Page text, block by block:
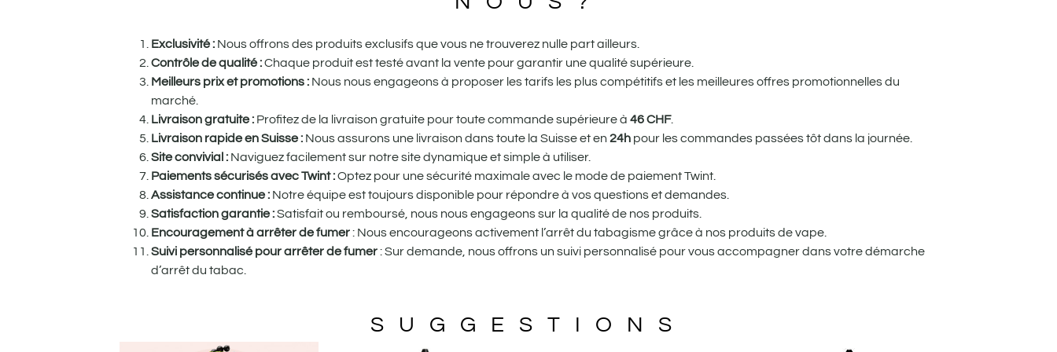
Exclusivité : Nous offrons des produits exclusifs que vous ne trouverez nulle part ailleurs.
Contrôle de qualité :Chaque produit est testé avant la vente pour garantir une qualité supérieure.
Meilleurs prix et promotions : Nous nous engageons à proposer les tarifs les plus compétitifs et les meilleures offres promotionnelles du
marché.
Livraison gratuite : Profitez de la livraison gratuite pour toute commande supérieure à 46CHF.
Livraison rapide en Suisse : Nous assurons une livraison dans toute la Suisse et en 24h pour les commandes passées tôt dans la journée.
Site convivial : Naviguez facilement sur notre site dynamique et simple à utiliser.
Paiements sécurisés avec Twint :Optez pour une sécurité maximale avec le mode de paiement Twint.
Assistance continue : Notre équipe est toujours disponible pour répondre à vos questions et demandes.
Satisfaction garantie :Satisfait ou remboursé, nous nous engageons sur la qualité de nos produits.
Encouragement à arrêter de fumer: Nous encourageons activement l’arrêt du tabagisme grâce à nos produits de vape.
Suivi personnalisé pour arrêter de fumer: Sur demande, nous offrons un suivi personnalisé pour vous accompagner dans votre démarche
d’arrêt du tabac.
SUGGESTIONS